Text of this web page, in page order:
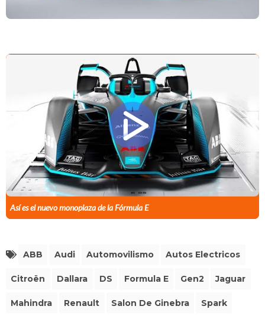
Así es el nuevo monoplaza de la Fórmula E
ABB Audi Automovilismo Autos Electricos
Citroën Dallara DS Formula E Gen2 Jaguar
Mahindra Renault Salon De Ginebra Spark